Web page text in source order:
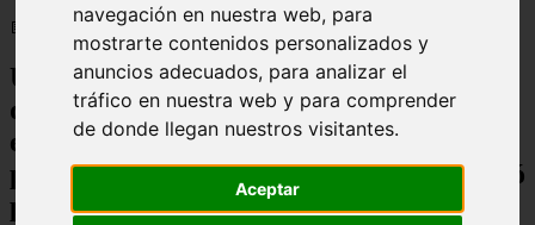
navegación en nuestra web, para
mostrarte contenidos personalizados y
anuncios adecuados, para analizar el
tráfico en nuestra web y para comprender
de donde llegan nuestros visitantes.
Aceptar
📅 13/10/2025
Una mujer ha compartido su alegría
después de encontrar su vestido de novia
en una tienda de segunda mano - y no
podía creer lo que veía cuando se lo probó
por primera vez